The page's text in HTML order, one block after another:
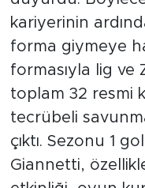
kariyerinin
forma giymeye
formasıyla lig ve
toplam 32 resmi
tecrübeli
çıktı. Sezonu 1
Giannetti,